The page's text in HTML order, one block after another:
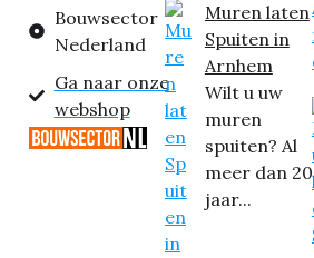
Bouwsector
Nederland
Ga naar onze
webshop
Muren laten
Spuiten in
Arnhem
Wilt u uw
muren
spuiten? Al
meer dan 20
jaar...